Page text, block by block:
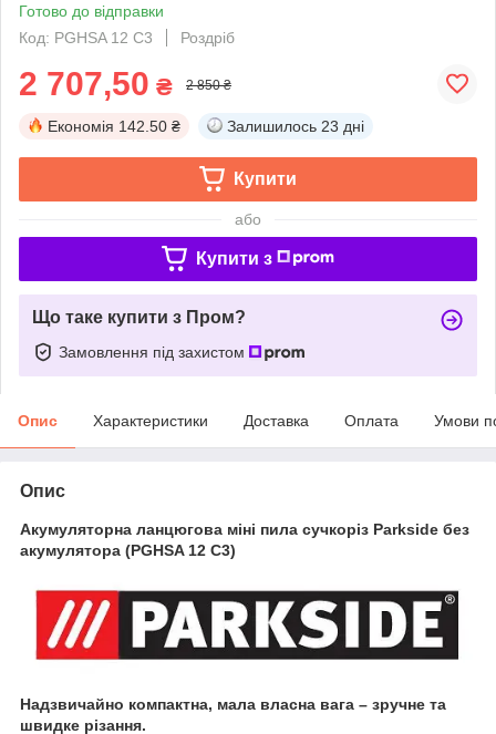
Готово до відправки
Код: PGHSA 12 C3
Роздріб
2 707,50 ₴ 2 850 ₴
Економія 142.50 ₴ Залишилось 23 дні
Купити
або
Купити з
Що таке купити з Пром?
Замовлення під захистом
Опис Характеристики Доставка Оплата Умови
Опис
Акумуляторна ланцюгова міні пила сучкоріз Parkside без
акумулятора (PGHSA 12 C3)
Надзвичайно компактна, мала власна вага – зручне та
швидке різання.